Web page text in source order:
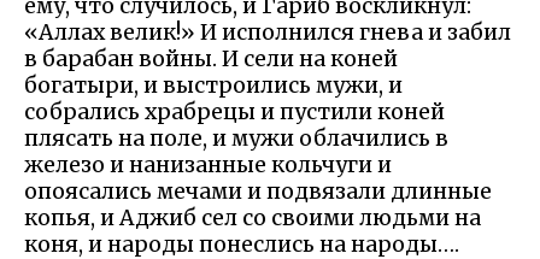
ему, что случилось, и Гариб воскликнул:
«Аллах велик!» И исполнился гнева и забил
в барабан войны. И сели на коней
богатыри, и выстроились мужи, и
собрались храбрецы и пустили коней
плясать на поле, и мужи облачились в
железо и нанизанные кольчуги и
опоясались мечами и подвязали длинные
копья, и Аджиб сел со своими людьми на
коня, и народы понеслись на народы….